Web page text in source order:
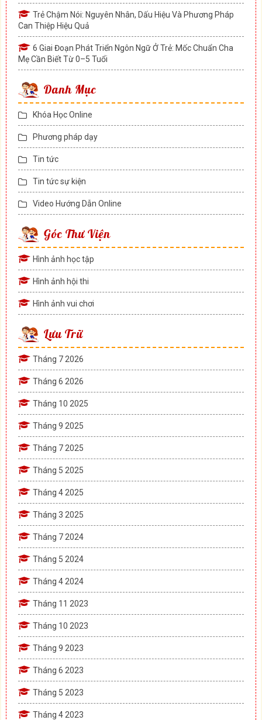
Trẻ Chậm Nói: Nguyên Nhân, Dấu Hiệu Và Phương Pháp
Can Thiệp Hiệu Quả
6 Giai Đoạn Phát Triển Ngôn Ngữ Ở Trẻ: Mốc Chuẩn Cha
Mẹ Cần Biết Từ 0–5 Tuổi
Danh Mục
Khóa Học Online
Phương pháp dạy
Tin tức
Tin tức sự kiện
Video Hướng Dẫn Online
Góc Thư Viện
Hình ảnh học tập
Hình ảnh hội thi
Hình ảnh vui chơi
Lưu Trữ
Tháng 7 2026
Tháng 6 2026
Tháng 10 2025
Tháng 9 2025
Tháng 7 2025
Tháng 5 2025
Tháng 4 2025
Tháng 3 2025
Tháng 7 2024
Tháng 5 2024
Tháng 4 2024
Tháng 11 2023
Tháng 10 2023
Tháng 9 2023
Tháng 6 2023
Tháng 5 2023
Tháng 4 2023